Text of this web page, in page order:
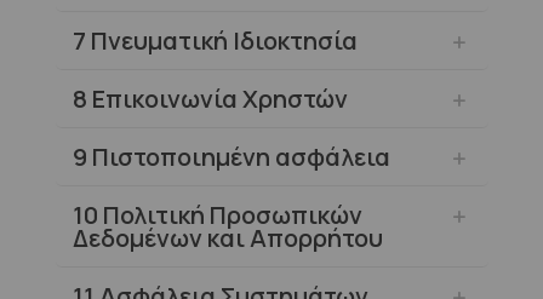
7 Πνευματική Ιδιοκτησία
8 Επικοινωνία Χρηστών
9 Πιστοποιημένη ασφάλεια
10 Πολιτική Προσωπικών
Δεδομένων και Απορρήτου